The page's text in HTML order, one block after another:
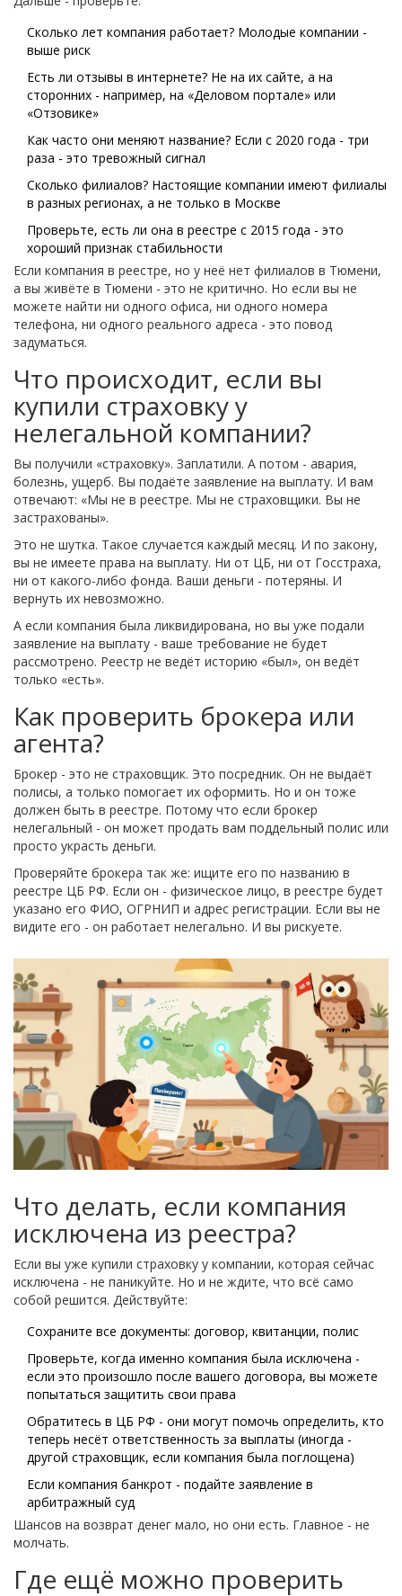
Сколько лет компания работает? Молодые компании -
выше риск
Есть ли отзывы в интернете? Не на их сайте, а на
сторонних - например, на «Деловом портале» или
«Отзовике»
Как часто они меняют название? Если с 2020 года - три
раза - это тревожный сигнал
Сколько филиалов? Настоящие компании имеют филиалы
в разных регионах, а не только в Москве
Проверьте, есть ли она в реестре с 2015 года - это
хороший признак стабильности
Если компания в реестре, но у неё нет филиалов в Тюмени,
а вы живёте в Тюмени - это не критично. Но если вы не
можете найти ни одного офиса, ни одного номера
телефона, ни одного реального адреса - это повод
задуматься.
Что происходит, если вы
купили страховку у
нелегальной компании?
Вы получили «страховку». Заплатили. А потом - авария,
болезнь, ущерб. Вы подаёте заявление на выплату. И вам
отвечают: «Мы не в реестре. Мы не страховщики. Вы не
застрахованы».
Это не шутка. Такое случается каждый месяц. И по закону,
вы не имеете права на выплату. Ни от ЦБ, ни от Госстраха,
ни от какого-либо фонда. Ваши деньги - потеряны. И
вернуть их невозможно.
А если компания была ликвидирована, но вы уже подали
заявление на выплату - ваше требование не будет
рассмотрено. Реестр не ведёт историю «был», он ведёт
только «есть».
Как проверить брокера или
агента?
Брокер - это не страховщик. Это посредник. Он не выдаёт
полисы, а только помогает их оформить. Но и он тоже
должен быть в реестре. Потому что если брокер
нелегальный - он может продать вам поддельный полис или
просто украсть деньги.
Проверяйте брокера так же: ищите его по названию в
реестре ЦБ РФ. Если он - физическое лицо, в реестре будет
указано его ФИО, ОГРНИП и адрес регистрации. Если вы не
видите его - он работает нелегально. И вы рискуете.
Что делать, если компания
исключена из реестра?
Если вы уже купили страховку у компании, которая сейчас
исключена - не паникуйте. Но и не ждите, что всё само
собой решится. Действуйте:
Сохраните все документы: договор, квитанции, полис
Проверьте, когда именно компания была исключена -
если это произошло после вашего договора, вы можете
попытаться защитить свои права
Обратитесь в ЦБ РФ - они могут помочь определить, кто
теперь несёт ответственность за выплаты (иногда -
другой страховщик, если компания была поглощена)
Если компания банкрот - подайте заявление в
арбитражный суд
Шансов на возврат денег мало, но они есть. Главное - не
молчать.
Где ещё можно проверить